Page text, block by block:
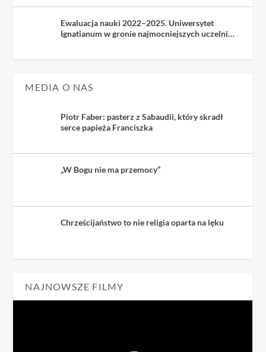
Ewaluacja nauki 2022–2025. Uniwersytet
Ignatianum w gronie najmocniejszych uczelni
MEDIA O NAS
Piotr Faber: pasterz z Sabaudii, który skradł
serce papieża Franciszka
„W Bogu nie ma przemocy”
Chrześcijaństwo to nie religia oparta na lęku
NAJNOWSZE FILMY